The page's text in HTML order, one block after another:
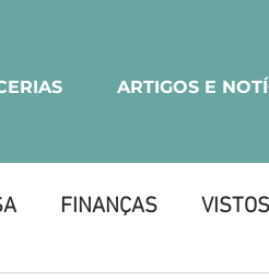
ARTIGOS E
FINANÇAS VISTOS